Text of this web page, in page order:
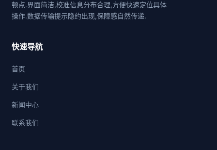
顿点.界面简洁,校准信息分布合理,方便快速定位具体
操作.数据传输提示隐约出现,保障感自然传递.
快速导航
首页
关于我们
新闻中心
联系我们